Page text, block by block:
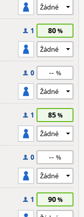
1 80
0 --
1 85
0 --
1 90